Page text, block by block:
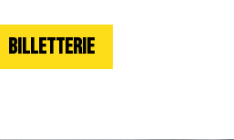
Billetterie